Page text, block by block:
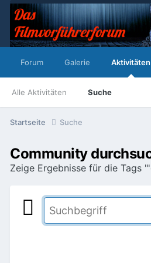
Forum Galerie Aktivitäten
Alle Aktivitäten Suche
Startseite Suche
Community
Zeige Ergebnisse für die Tags